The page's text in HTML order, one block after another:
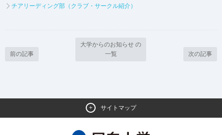
チアリーディング部（クラブ・サークル紹介）
前の記事
大学からのお知らせ の
一覧
次の記事
サイトマップ